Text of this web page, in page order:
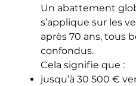
Un abattement
s’applique sur les
après 70 ans, tous
confondus.
Cela signifie que :
jusqu’à 30 500 €